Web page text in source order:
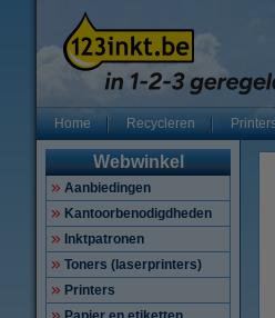
Home Recycleren
Webwinkel
Aanbiedingen
Kantoorbenodigdheden
Inktpatronen
Toners (laserprinters)
Printers